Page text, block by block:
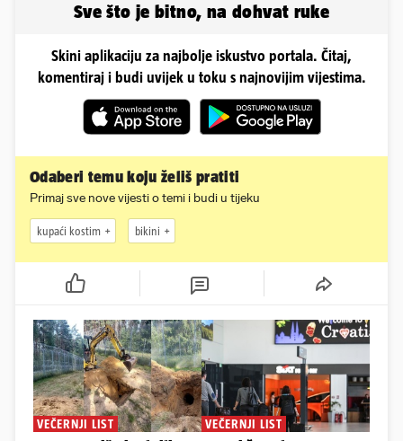
Sve što je bitno, na dohvat ruke
Skini aplikaciju za najbolje iskustvo portala. Čitaj,
komentiraj i budi uvijek u toku s najnovijim vijestima.
Odaberi temu koju želiš pratiti
Primaj sve nove vijesti o temi i budi u tijeku
kupaći kostim bikini